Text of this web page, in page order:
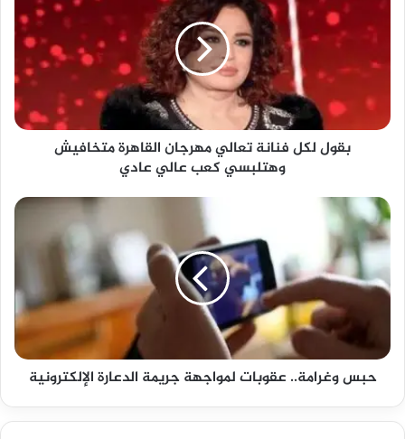
تعالي
القاهرة
وهتلبسي
كعب
بقول لكل فنانة تعالي مهرجان القاهرة متخافيش
وهتلبسي كعب عالي عادي
حبس
وغرامة..
عقوبات
لمواجهة
جريمة
الدعارة
الإلكترونية
حبس وغرامة.. عقوبات لمواجهة جريمة الدعارة الإلكترونية